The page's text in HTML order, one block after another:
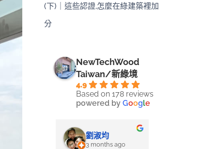
(下)｜這些認證,怎麼在綠建築裡加
分
NewTechWood
Taiwan/新綠境
4.9
Based on 178 reviews
powered by Google
ago
劉淑均
3 months ago